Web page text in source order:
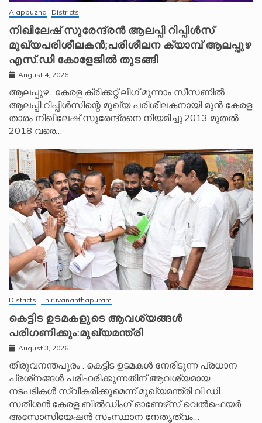
Alappuzha Districts
നിഖിലേഷ് സുരേന്ദ്രൻ ആലപ്പി റിപ്പിൾസ്
മുഖ്യപരിശീലകൻ;പരിശീലന ക്യാമ്പ് ആലപ്പുഴ
എസ്.ഡി കോളേജിൽ തുടങ്ങി
August 4, 2026
ആലപ്പുഴ : കേരള ക്രിക്കറ്റ് ലീ​ഗ് മൂന്നാം സീസണിൽ
ആലപ്പി റിപ്പിൾസിന്റെ മുഖ്യ പരിശീലകനായി മുൻ കേരള
താരം നിഖിലേഷ് സുരേന്ദ്രനെ നിയമിച്ചു.2013 മുതൽ
2018 വരെ…
Districts Thiruvananthapuram
കെട്ടിട ഉടമകളുടെ ആവശ്യങ്ങൾ
പരിഗണിക്കും:മുഖ്യമന്ത്രി
August 3, 2026
തിരുവനന്തപുരം : കെട്ടിട ഉടമകൾ നേരിടുന്ന പ്രധാന
പ്രശ്‌നങ്ങൾ പരിഹരിക്കുന്നതിന് ആവശ്യമായ
നടപടികൾ സ്വീകരിക്കുമെന്ന് മുഖ്യമന്ത്രി വി.ഡി.
സതീശൻ.കേരള ബിൽഡിംഗ് ഓണേഴ്‌സ് വെൽഫെയർ
അസോസിയേഷൻ സംസ്ഥാന നേതൃത്വം…